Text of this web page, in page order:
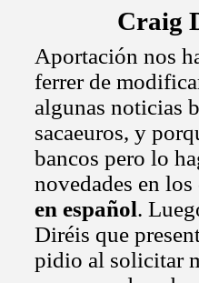
Craig
Aportación nos
ferrer de
algunas noticias
sacaeuros, y
bancos pero lo
novedades en
en español.
Diréis que
pidio al solicitar